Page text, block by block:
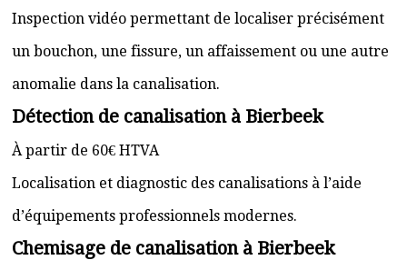
Inspection vidéo permettant de localiser précisément
un bouchon, une fissure, un affaissement ou une autre
anomalie dans la canalisation.
Détection de canalisation à Bierbeek
À partir de 60€ HTVA
Localisation et diagnostic des canalisations à l’aide
d’équipements professionnels modernes.
Chemisage de canalisation à Bierbeek